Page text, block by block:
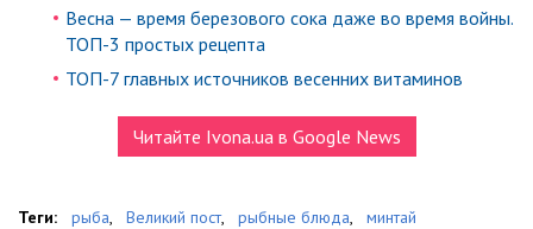
Весна — время березового сока даже во время войны.
ТОП-3 простых рецепта
ТОП-7 главных источников весенних витаминов
Читайте Ivona.ua в Google News
Теги: рыба, Великий пост, рыбные блюда, минтай